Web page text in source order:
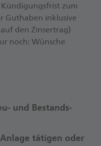
zum
Guthaben inklusive
den Zinsertrag)
noch: Wünsche
und Bestands­
tätigen oder